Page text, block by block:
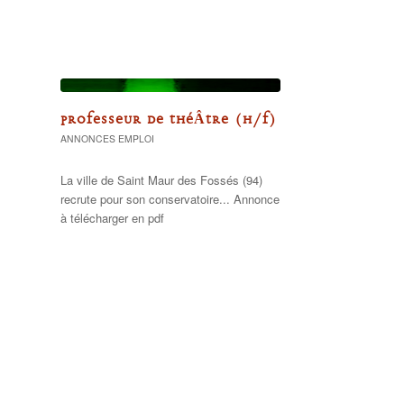
PROFESSEUR DE THÉÂTRE (H/F)
ANNONCES EMPLOI
La ville de Saint Maur des Fossés (94)
recrute pour son conservatoire... Annonce
à télécharger en pdf